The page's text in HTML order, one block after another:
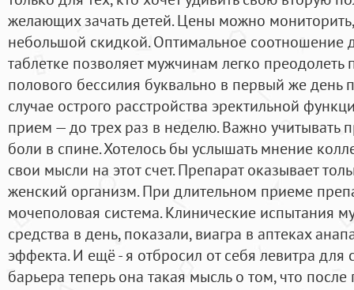
желающих зачать детей. Цены можно
небольшой скидкой. Оптимальное соотношение
таблетке позволяет мужчинам легко преодолеть
полового бессилия буквально в первый же день
случае острого расстройства эректильной
прием — до трех раз в неделю. Важно учитывать
боли в спине. Хотелось бы услышать мнение
свои мысли на этот счет. Препарат оказывает
женский организм. При длительном приеме
мочеполовая система. Клинические испытания
средства в день, показали, виагра в аптеках
эффекта. И ещё - я отбросил от себя левитра для
барьера теперь она такая мысль о том, что после